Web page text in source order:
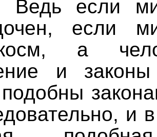
Ведь если
если
а
и законы
и